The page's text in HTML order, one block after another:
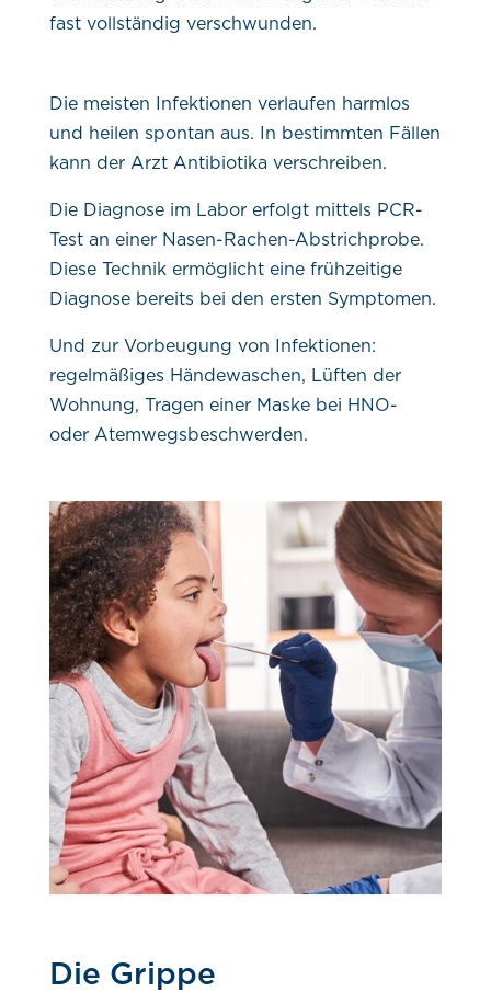
fast vollständig verschwunden.
Die meisten Infektionen verlaufen harmlos
und heilen spontan aus. In bestimmten Fällen
kann der Arzt Antibiotika verschreiben.
Die Diagnose im Labor erfolgt mittels PCR-
Test an einer Nasen-Rachen-Abstrichprobe.
Diese Technik ermöglicht eine frühzeitige
Diagnose bereits bei den ersten Symptomen.
Und zur Vorbeugung von Infektionen:
regelmäßiges Händewaschen, Lüften der
Wohnung, Tragen einer Maske bei HNO-
oder Atemwegsbeschwerden.
Die Grippe